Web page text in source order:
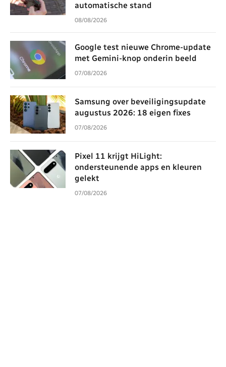
automatische stand
08/08/2026
Google test nieuwe Chrome-update
met Gemini-knop onderin beeld
07/08/2026
Samsung over beveiligingsupdate
augustus 2026: 18 eigen fixes
07/08/2026
Pixel 11 krijgt HiLight:
ondersteunende apps en kleuren
gelekt
07/08/2026